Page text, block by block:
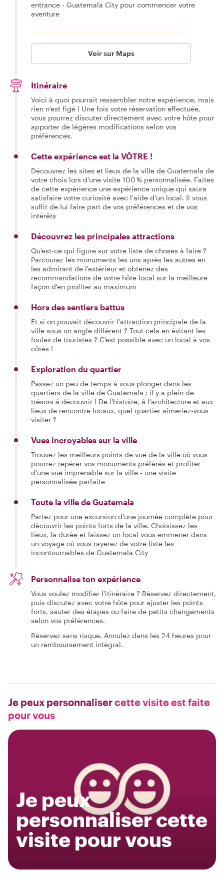
entrance - Guatemala City pour commencer votre
aventure
Voir sur Maps
Itinéraire
Voici à quoi pourrait ressembler notre expérience, mais
rien n'est figé ! Une fois votre réservation effectuée,
vous pourrez discuter directement avec votre hôte pour
apporter de légères modifications selon vos
préférences.
Cette expérience est la VÔTRE !
Découvrez les sites et lieux de la ville de Guatemala de
votre choix lors d'une visite 100 % personnalisée. Faites
de cette expérience une expérience unique qui saura
satisfaire votre curiosité avec l'aide d'un local. Il vous
suffit de lui faire part de vos préférences et de vos
intérêts
Découvrez les principales attractions
Qu'est-ce qui figure sur votre liste de choses à faire ?
Parcourez les monuments les uns après les autres en
les admirant de l'extérieur et obtenez des
recommandations de votre hôte local sur la meilleure
façon d'en profiter au maximum
Hors des sentiers battus
Et si on pouvait découvrir l'attraction principale de la
ville sous un angle différent ? Tout cela en évitant les
foules de touristes ? C'est possible avec un local à vos
côtés !
Exploration du quartier
Passez un peu de temps à vous plonger dans les
quartiers de la ville de Guatemala ; il y a plein de
trésors à découvrir ! De l'histoire, à l'architecture et aux
lieux de rencontre locaux, quel quartier aimeriez-vous
visiter ?
Vues incroyables sur la ville
Trouvez les meilleurs points de vue de la ville où vous
pourrez repérer vos monuments préférés et profiter
d'une vue imprenable sur la ville - une visite
personnalisée parfaite
Toute la ville de Guatemala
Partez pour une excursion d'une journée complète pour
découvrir les points forts de la ville. Choisissez les
lieux, la durée et laissez un local vous emmener dans
un voyage où vous rayerez de votre liste les
incontournables de Guatemala City
Personnalise ton expérience
Vous voulez modifier l'itinéraire ? Réservez directement,
puis discutez avec votre hôte pour ajuster les points
forts, sauter des étapes ou faire de petits changements
selon vos préférences.
Réservez sans risque. Annulez dans les 24 heures pour
un remboursement intégral.
Je peux personnalisercette visite est faite
pour vous
Je peux
personnaliser cette
visite pour vous